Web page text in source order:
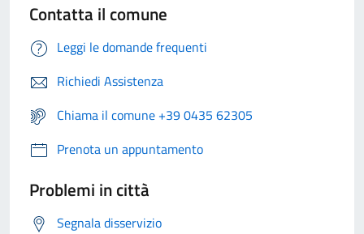
Contatta il comune
Leggi le domande frequenti
Richiedi Assistenza
Chiama il comune +39 0435 62305
Prenota un appuntamento
Problemi in città
Segnala disservizio